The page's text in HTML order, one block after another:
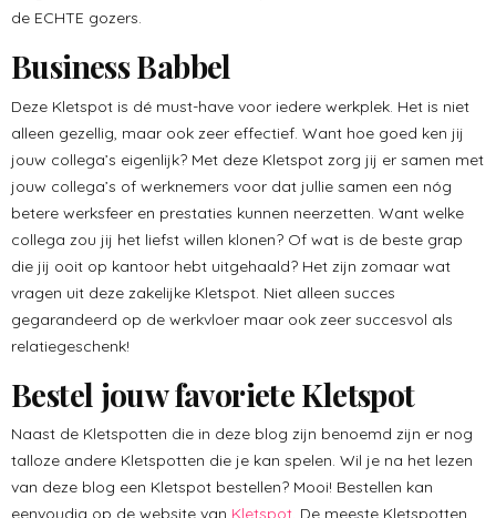
de ECHTE gozers.
Business Babbel
Deze Kletspot is dé must-have voor iedere werkplek. Het is niet
alleen gezellig, maar ook zeer effectief. Want hoe goed ken jij
jouw collega’s eigenlijk? Met deze Kletspot zorg jij er samen met
jouw collega’s of werknemers voor dat jullie samen een nóg
betere werksfeer en prestaties kunnen neerzetten. Want welke
collega zou jij het liefst willen klonen? Of wat is de beste grap
die jij ooit op kantoor hebt uitgehaald? Het zijn zomaar wat
vragen uit deze zakelijke Kletspot. Niet alleen succes
gegarandeerd op de werkvloer maar ook zeer succesvol als
relatiegeschenk!
Bestel jouw favoriete Kletspot
Naast de Kletspotten die in deze blog zijn benoemd zijn er nog
talloze andere Kletspotten die je kan spelen. Wil je na het lezen
van deze blog een Kletspot bestellen? Mooi! Bestellen kan